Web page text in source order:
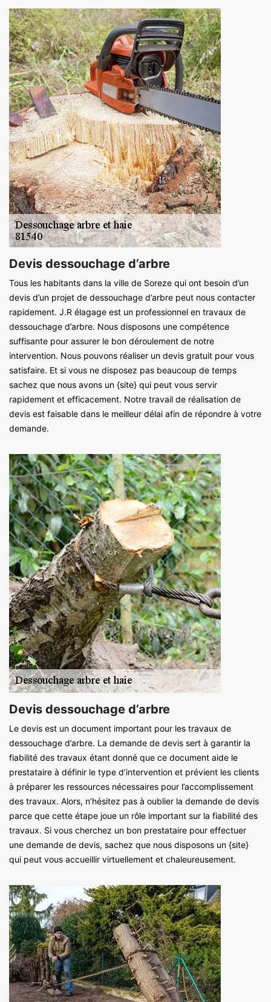
Devis dessouchage d’arbre
Tous les habitants dans la ville de Soreze qui ont besoin d’un
devis d’un projet de dessouchage d’arbre peut nous contacter
rapidement. J.R élagage est un professionnel en travaux de
dessouchage d’arbre. Nous disposons une compétence
suffisante pour assurer le bon déroulement de notre
intervention. Nous pouvons réaliser un devis gratuit pour vous
satisfaire. Et si vous ne disposez pas beaucoup de temps
sachez que nous avons un {site} qui peut vous servir
rapidement et efficacement. Notre travail de réalisation de
devis est faisable dans le meilleur délai afin de répondre à votre
demande.
Devis dessouchage d’arbre
Le devis est un document important pour les travaux de
dessouchage d’arbre. La demande de devis sert à garantir la
fiabilité des travaux étant donné que ce document aide le
prestataire à définir le type d’intervention et prévient les clients
à préparer les ressources nécessaires pour l’accomplissement
des travaux. Alors, n’hésitez pas à oublier la demande de devis
parce que cette étape joue un rôle important sur la fiabilité des
travaux. Si vous cherchez un bon prestataire pour effectuer
une demande de devis, sachez que nous disposons un {site}
qui peut vous accueillir virtuellement et chaleureusement.